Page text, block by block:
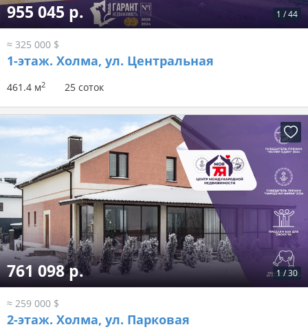
1 /44
955 045 р.
≈ 325 000 $
1-этаж. Холма, ул. Центральная
461.4 м2 25 соток
1 /30
761 098 р.
≈ 259 000 $
2-этаж. Холма, ул. Парковая